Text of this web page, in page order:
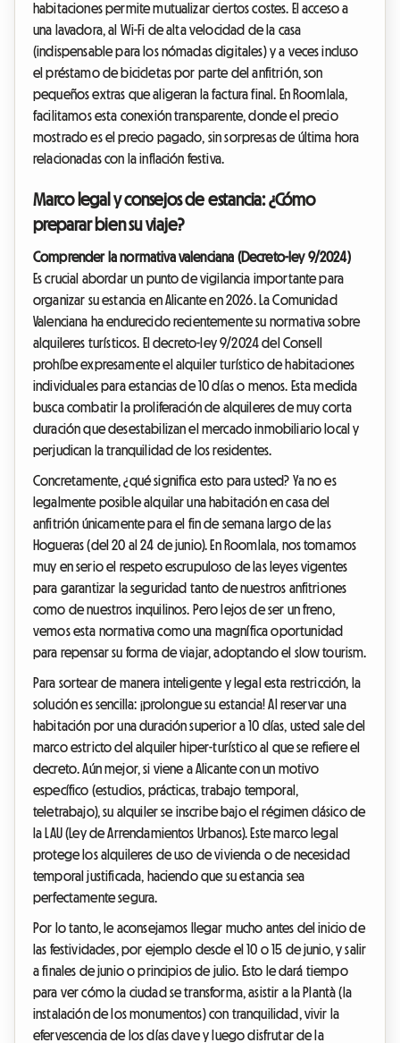
habitaciones permite mutualizar ciertos costes. El acceso a
una lavadora, al Wi-Fi de alta velocidad de la casa
(indispensable para los nómadas digitales) y a veces incluso
el préstamo de bicicletas por parte del anfitrión, son
pequeños extras que aligeran la factura final. En Roomlala,
facilitamos esta conexión transparente, donde el precio
mostrado es el precio pagado, sin sorpresas de última hora
relacionadas con la inflación festiva.
Marco legal y consejos de estancia: ¿Cómo
preparar bien su viaje?
Comprender la normativa valenciana (Decreto-ley 9/2024)
Es crucial abordar un punto de vigilancia importante para
organizar su estancia en Alicante en 2026. La Comunidad
Valenciana ha endurecido recientemente su normativa sobre
alquileres turísticos. El decreto-ley 9/2024 del Consell
prohíbe expresamente el alquiler turístico de habitaciones
individuales para estancias de 10 días o menos. Esta medida
busca combatir la proliferación de alquileres de muy corta
duración que desestabilizan el mercado inmobiliario local y
perjudican la tranquilidad de los residentes.
Concretamente, ¿qué significa esto para usted? Ya no es
legalmente posible alquilar una habitación en casa del
anfitrión únicamente para el fin de semana largo de las
Hogueras (del 20 al 24 de junio). En Roomlala, nos tomamos
muy en serio el respeto escrupuloso de las leyes vigentes
para garantizar la seguridad tanto de nuestros anfitriones
como de nuestros inquilinos. Pero lejos de ser un freno,
vemos esta normativa como una magnífica oportunidad
para repensar su forma de viajar, adoptando el slow tourism.
Para sortear de manera inteligente y legal esta restricción, la
solución es sencilla: ¡prolongue su estancia! Al reservar una
habitación por una duración superior a 10 días, usted sale del
marco estricto del alquiler hiper-turístico al que se refiere el
decreto. Aún mejor, si viene a Alicante con un motivo
específico (estudios, prácticas, trabajo temporal,
teletrabajo), su alquiler se inscribe bajo el régimen clásico de
la LAU (Ley de Arrendamientos Urbanos). Este marco legal
protege los alquileres de uso de vivienda o de necesidad
temporal justificada, haciendo que su estancia sea
perfectamente segura.
Por lo tanto, le aconsejamos llegar mucho antes del inicio de
las festividades, por ejemplo desde el 10 o 15 de junio, y salir
a finales de junio o principios de julio. Esto le dará tiempo
para ver cómo la ciudad se transforma, asistir a la Plantà (la
instalación de los monumentos) con tranquilidad, vivir la
efervescencia de los días clave y luego disfrutar de la